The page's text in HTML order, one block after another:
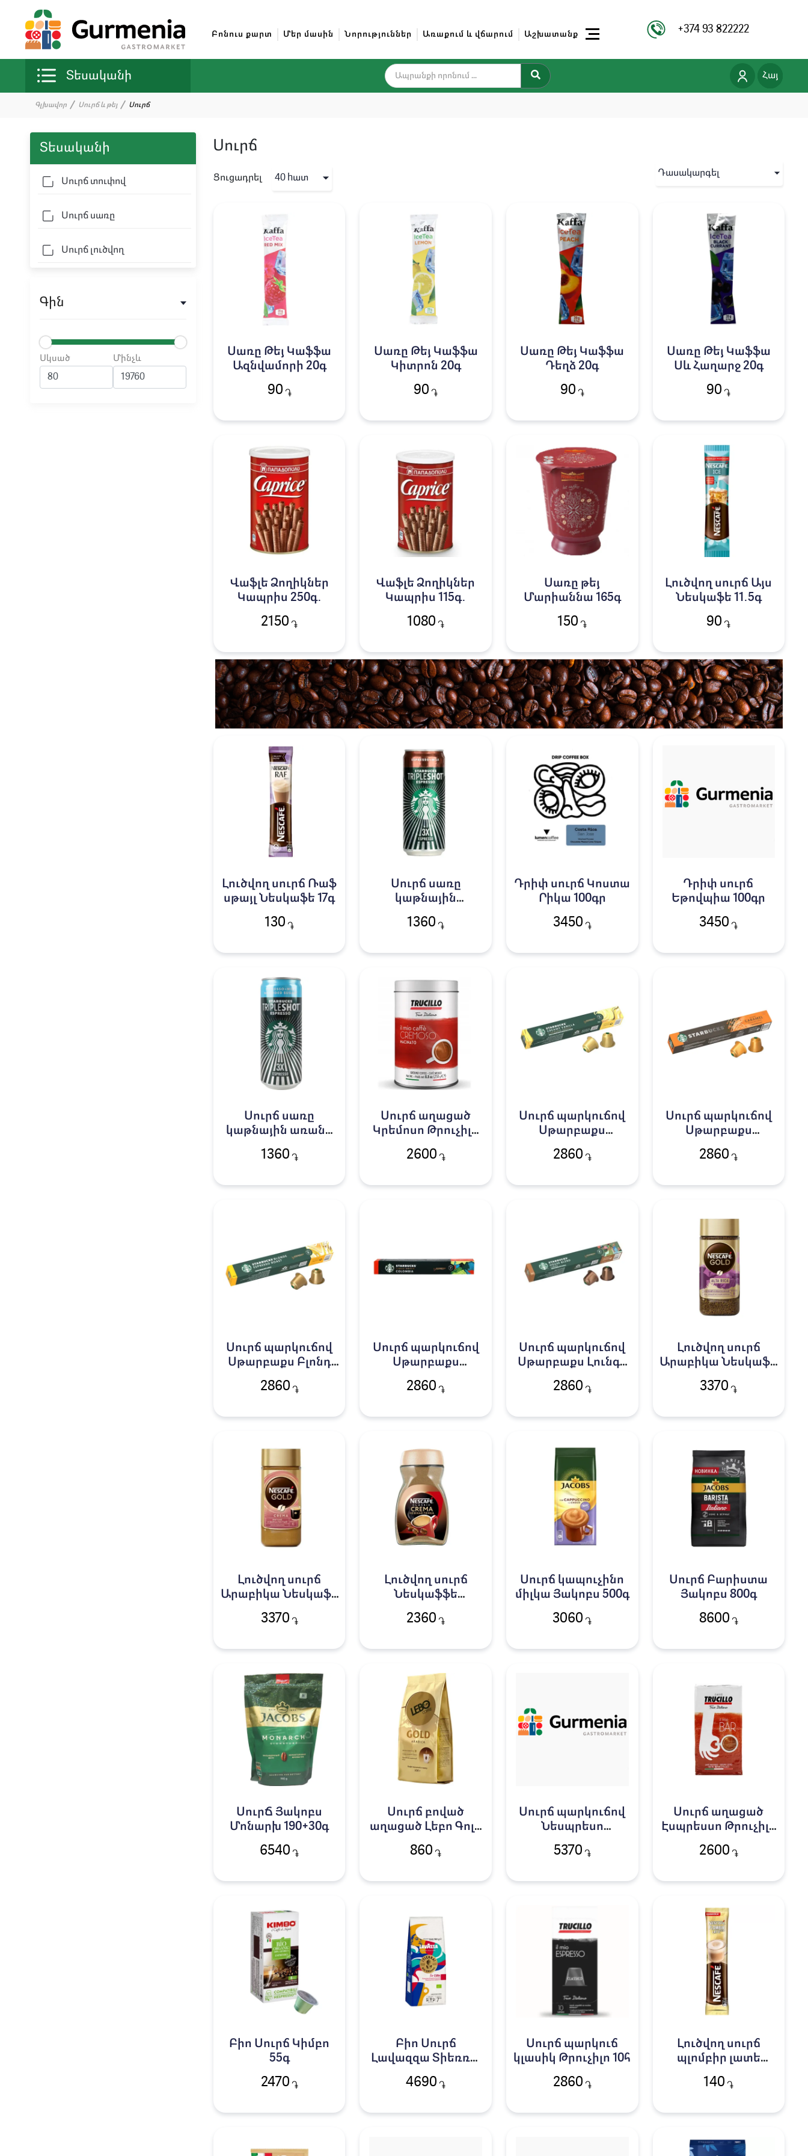
Բոնուս քարտ Մեր մասին Նորություններ Առաքում և վճարում Աշխատանք +374 93 822222
Տեսականի Հայ
Рус
Գլխավոր Սուրճ և թեյ Սուրճ
Տեսականի
Սուրճ տուփով
Սուրճ սառը
Սուրճ լուծվող
Գին
Սկսած Մինչև
Սուրճ
Ցուցադրել 40 hատ Դասակարգել
Սառը Թեյ Կաֆֆա
Ազնվամորի 20գ
90 ֏
Սառը Թեյ Կաֆֆա
Կիտրոն 20գ
90 ֏
Սառը Թեյ Կաֆֆա
Դեղձ 20գ
90 ֏
Սառը Թեյ Կաֆֆա
Սև Հաղարջ 20գ
90 ֏
Վաֆլե Ձողիկներ
Կապրիս 250գ․
2150 ֏
Վաֆլե Ձողիկներ
Կապրիս 115գ․
1080 ֏
Սառը թեյ
Մարիաննա 165գ
150 ֏
Լուծվող սուրճ Այս
Նեսկաֆե 11․5գ
90 ֏
Լուծվող սուրճ Ռաֆ
սթայլ Նեսկաֆե 17գ
130 ֏
Սուրճ սառը
կաթնային
Սթարբաքս 300մլ
1360 ֏
Դրիփ սուրճ Կոստա
Րիկա 100գր
3450 ֏
Դրիփ սուրճ
Եթովպիա 100գր
3450 ֏
Սուրճ սառը
կաթնային առանց
300մլ
1360 ֏
Սուրճ աղացած
Կրեմոսո Թրուչիլո
2600 ֏
Սուրճ պարկուճով
Սթարբաքս
2860 ֏
Սուրճ պարկուճով
Սթարբաքս
2860 ֏
Սուրճ պարկուճով
Սթարբաքս Բլոնդ
10հ
2860 ֏
Սուրճ պարկուճով
Սթարբաքս
Կոլոմբիա 10հ
2860 ֏
Սուրճ պարկուճով
Սթարբաքս Լունգո
10հ
2860 ֏
Լուծվող սուրճ
Արաբիկա Նեսկաֆե
Գոլդ Ալտա Ռիկա
85գ
3370 ֏
Լուծվող սուրճ
Արաբիկա Նեսկաֆե
Գոլդ կրեմ 85գ
3370 ֏
Լուծվող սուրճ
Նեսկաֆֆե
դասական կրեմ ա/տ
95գ.
2360 ֏
Սուրճ կապուչինո
միլկա Յակոբս 500գ
3060 ֏
Սուրճ Բարիստա
Յակոբս 800գ
8600 ֏
ՍուրՃ Յակոբս
Մոնարխ 190+30գ
6540 ֏
Սուրճ բոված
աղացած Լեբո Գոլդ
860 ֏
Սուրճ պարկուճով
Նեսպրեսո
5370 ֏
Սուրճ աղացած
Էսպրեսսո Թրուչիլո
2600 ֏
Բիո Սուրճ Կիմբո
55գ
2470 ֏
Բիո Սուրճ
Լավազզա Տիեռռա
180գ
4690 ֏
Սուրճ պարկուճ
կլասիկ Թրուչիլո 10հ
2860 ֏
Լուծվող սուրճ
պլոմբիր լատե
Նեսկաֆե 15գ
140 ֏